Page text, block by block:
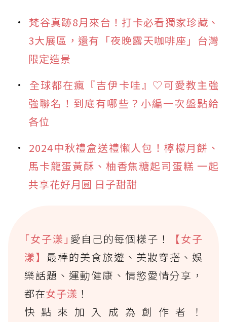
梵谷真跡8月來台！打卡必看獨家珍藏、
3大展區，還有「夜晚露天咖啡座」台灣
限定造景
全球都在瘋『吉伊卡哇』♡可愛教主強
強聯名！到底有哪些？小編一次盤點給
各位
2024中秋禮盒送禮懶人包！檸檬月餅、
馬卡龍蛋黃酥、柚香焦糖起司蛋糕 一起
共享花好月圓 日子甜甜
｢女子漾｣ 愛自己的每個樣子！
【女子
漾】最棒的美食旅遊、美妝穿搭、娛
樂話題、運動健康、情慾愛情分享，
都在女子漾 ！
快點來加入成為創作者！